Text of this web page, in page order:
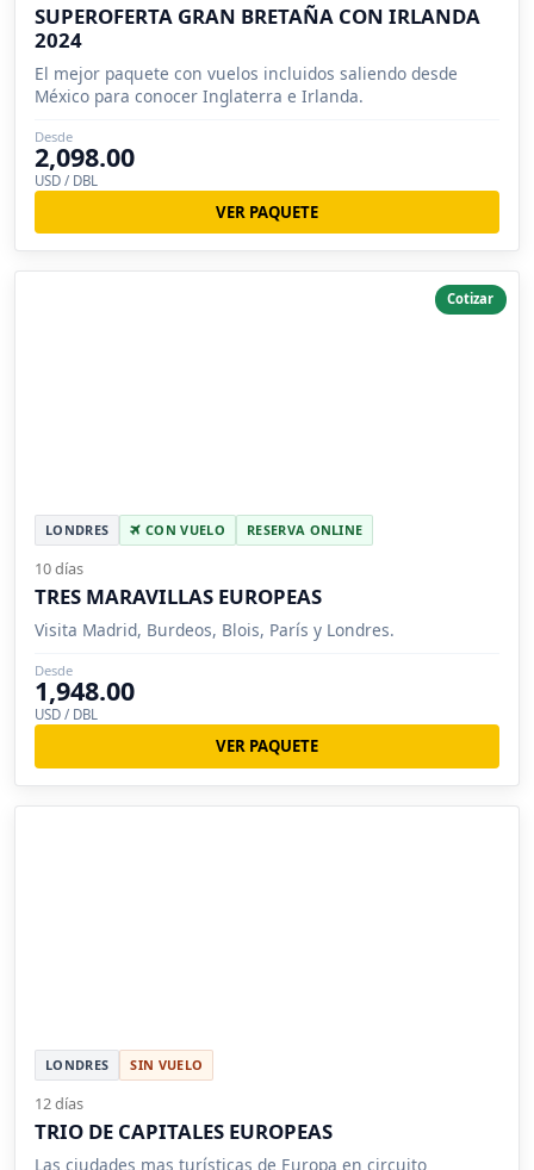
SUPEROFERTA GRAN BRETAÑA CON IRLANDA
2024
El mejor paquete con vuelos incluidos saliendo desde
México para conocer Inglaterra e Irlanda.
Desde
2,098.00
USD / DBL
VER PAQUETE
Cotizar
LONDRES CON VUELO RESERVA ONLINE
10 días
TRES MARAVILLAS EUROPEAS
Visita Madrid, Burdeos, Blois, París y Londres.
Desde
1,948.00
USD / DBL
VER PAQUETE
LONDRES SIN VUELO
12 días
TRIO DE CAPITALES EUROPEAS
Las ciudades mas turísticas de Europa en circuito